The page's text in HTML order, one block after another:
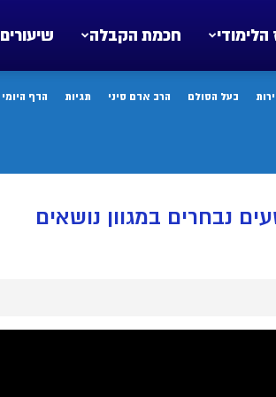
שיעורים חכמת הקבלה
בעל הסולם הרב אדם סיני תגיות הדף היומי
נבחרים במגוון נושאים